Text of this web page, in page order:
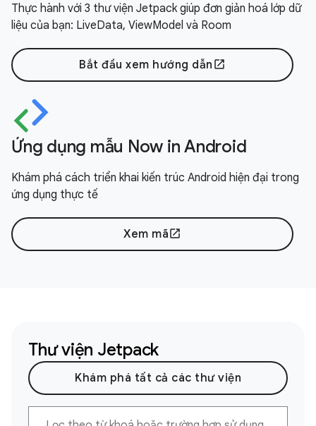
Thực hành với 3 thư viện Jetpack giúp đơn giản hoá lớp dữ
liệu của bạn: LiveData, ViewModel và Room
Bắt đầu xem hướng dẫn open_in_new
Ứng dụng mẫu Now in Android
Khám phá cách triển khai kiến trúc Android hiện đại trong
ứng dụng thực tế
Xem mã open_in_new
Thư viện Jetpack
Khám phá tất cả các thư viện